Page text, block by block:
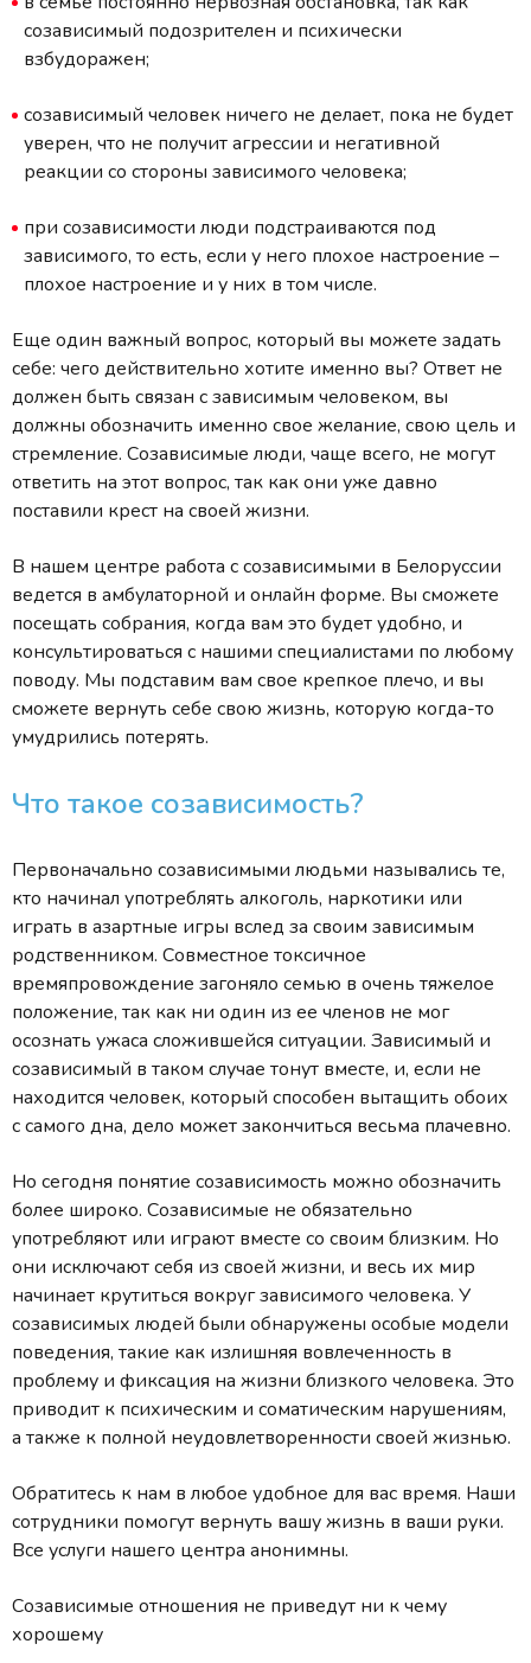
созависимый подозрителен и психически
взбудоражен;
созависимый человек ничего не делает, пока не будет
уверен, что не получит агрессии и негативной
реакции со стороны зависимого человека;
при созависимости люди подстраиваются под
зависимого, то есть, если у него плохое настроение –
плохое настроение и у них в том числе.
Еще один важный вопрос, который вы можете задать
себе: чего действительно хотите именно вы? Ответ не
должен быть связан с зависимым человеком, вы
должны обозначить именно свое желание, свою цель и
стремление. Созависимые люди, чаще всего, не могут
ответить на этот вопрос, так как они уже давно
поставили крест на своей жизни.
В нашем центре работа с созависимыми в Белоруссии
ведется в амбулаторной и онлайн форме. Вы сможете
посещать собрания, когда вам это будет удобно, и
консультироваться с нашими специалистами по любому
поводу. Мы подставим вам свое крепкое плечо, и вы
сможете вернуть себе свою жизнь, которую когда-то
умудрились потерять.
Что такое созависимость?
Первоначально созависимыми людьми назывались те,
кто начинал употреблять алкоголь, наркотики или
играть в азартные игры вслед за своим зависимым
родственником. Совместное токсичное
времяпровождение загоняло семью в очень тяжелое
положение, так как ни один из ее членов не мог
осознать ужаса сложившейся ситуации. Зависимый и
созависимый в таком случае тонут вместе, и, если не
находится человек, который способен вытащить обоих
с самого дна, дело может закончиться весьма плачевно.
Но сегодня понятие созависимость можно обозначить
более широко. Созависимые не обязательно
употребляют или играют вместе со своим близким. Но
они исключают себя из своей жизни, и весь их мир
начинает крутиться вокруг зависимого человека. У
созависимых людей были обнаружены особые модели
поведения, такие как излишняя вовлеченность в
проблему и фиксация на жизни близкого человека. Это
приводит к психическим и соматическим нарушениям,
а также к полной неудовлетворенности своей жизнью.
Обратитесь к нам в любое удобное для вас время. Наши
сотрудники помогут вернуть вашу жизнь в ваши руки.
Все услуги нашего центра анонимны.
Созависимые отношения не приведут ни к чему
хорошему